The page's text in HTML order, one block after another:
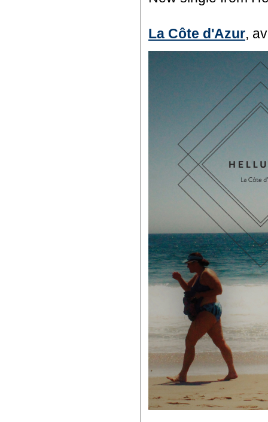
La Côte d'Azur,